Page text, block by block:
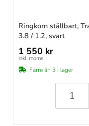
Ringkorn ställbart,
3.8 / 1.2, svart
1 550 kr
inkl. moms
Färre än 3 i lager